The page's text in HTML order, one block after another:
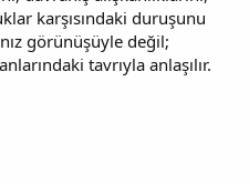
karşısındaki duruşunu
görünüşüyle değil;
tavrıyla anlaşılır.